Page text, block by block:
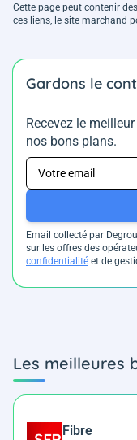
Cette page peut contenir
ces liens, le site marchand
Gardons le
Recevez le
nos bons plans.
Email collecté par
sur les offres des
confidentialité et de
Les meilleures
Fibre